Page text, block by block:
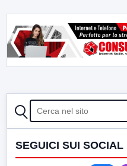
CERCA
SEGUICI SUI SOCIAL